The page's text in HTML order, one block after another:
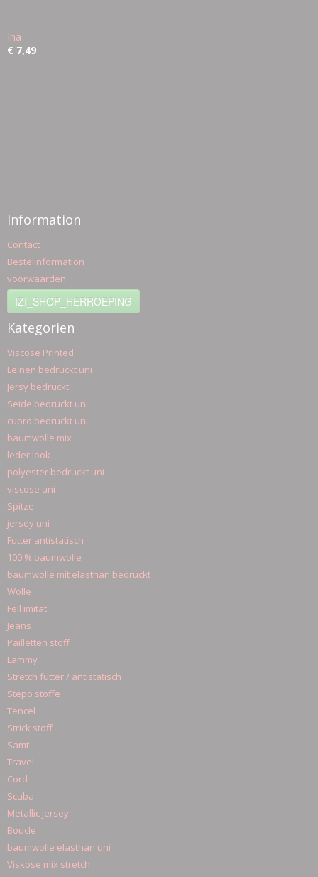
Ina
€ 7,49
Information
Contact
Bestelinformation
voorwaarden
IZI_SHOP_HERROEPING
Kategorien
Viscose Printed
Leinen bedruckt uni
Jersy bedruckt
Seide bedruckt uni
cupro bedruckt uni
baumwolle mix
leder look
polyester bedruckt uni
viscose uni
Spitze
jersey uni
Futter antistatisch
100 % baumwolle
baumwolle mit elasthan bedruckt
Wolle
Fell imitat
Jeans
Pailletten stoff
Lammy
Stretch futter / antistatisch
Stepp stoffe
Tencel
Strick stoff
Samt
Travel
Cord
Scuba
Metallic jersey
Boucle
baumwolle elasthan uni
Viskose mix stretch